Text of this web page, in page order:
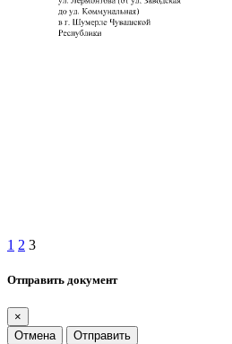
1 2 3
Отправить документ
×
Отмена
Отправить